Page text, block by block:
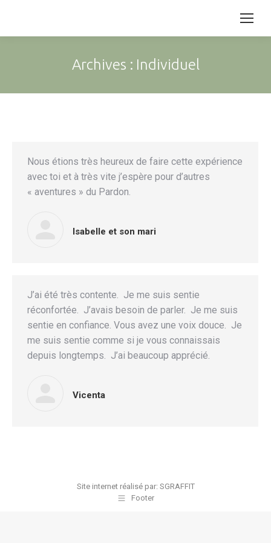
Archives : Individuel
Nous étions très heureux de faire cette expérience
avec toi et à très vite j’espère pour d’autres
« aventures » du Pardon.
Isabelle et son mari
J’ai été très contente. Je me suis sentie
réconfortée. J’avais besoin de parler. Je me suis
sentie en confiance. Vous avez une voix douce. Je
me suis sentie comme si je vous connaissais
depuis longtemps. J’ai beaucoup apprécié.
Vicenta
Site internet réalisé par: SGRAFFIT
Footer